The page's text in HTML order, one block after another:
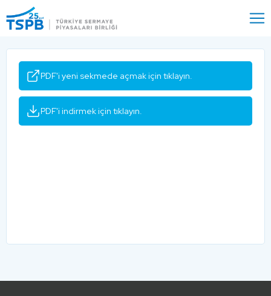
Close
PDF'i yeni sekmede açmak için tıklayın.
PDF'i indirmek için tıklayın.